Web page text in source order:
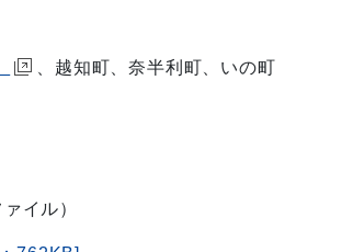
、越知町、奈半利町、いの町
イル）